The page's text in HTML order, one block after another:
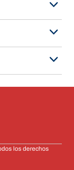
los derechos